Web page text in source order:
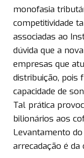
monofasia
competitividade
associadas ao
dúvida que a
empresas que
distribuição, pois
capacidade de
Tal prática
bilionários aos
Levantamento
arrecadação é